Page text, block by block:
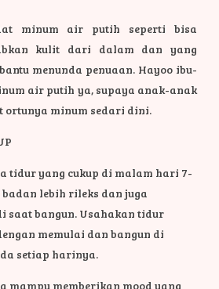
minum air putih seperti bisa
kulit dari dalam dan yang
menunda penuaan. Hayoo ibu-
air putih ya, supaya anak-anak
ortunya minum sedari dini.
tidur yang cukup di malam hari 7-
lebih rileks dan juga
saat bangun. Usahakan tidur
memulai dan bangun di
setiap harinya.
mampu memberikan mood yang